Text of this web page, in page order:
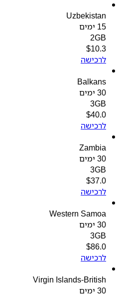
Uzbekistan
2GB
$10.3
לרכישה
Balkans
3GB
$40.0
לרכישה
Zambia
3GB
$37.0
לרכישה
Western Samoa
3GB
$86.0
לרכישה
Virgin Islands-British